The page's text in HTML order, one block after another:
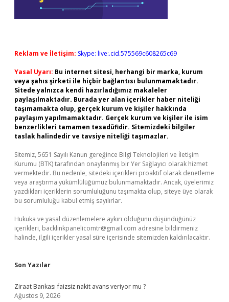
Reklam ve İletişim: Skype: live:.cid.575569c608265c69
Yasal Uyarı: Bu internet sitesi, herhangi bir marka, kurum
veya şahıs şirketi ile hiçbir bağlantısı bulunmamaktadır.
Sitede yalnızca kendi hazırladığımız makaleler
paylaşılmaktadır. Burada yer alan içerikler haber niteliği
taşımamakta olup, gerçek kurum ve kişiler hakkında
paylaşım yapılmamaktadır. Gerçek kurum ve kişiler ile isim
benzerlikleri tamamen tesadüfidir. Sitemizdeki bilgiler
taslak halindedir ve tavsiye niteliği taşımazlar.
Sitemiz, 5651 Sayılı Kanun gereğince Bilgi Teknolojileri ve İletişim
Kurumu (BTK) tarafından onaylanmış bir Yer Sağlayıcı olarak hizmet
vermektedir. Bu nedenle, sitedeki içerikleri proaktif olarak denetleme
veya araştırma yükümlülüğümüz bulunmamaktadır. Ancak, üyelerimiz
yazdıkları içeriklerin sorumluluğunu taşımakta olup, siteye üye olarak
bu sorumluluğu kabul etmiş sayılırlar.
Hukuka ve yasal düzenlemelere aykırı olduğunu düşündüğünüz
içerikleri, backlinkpanelicomtr@gmail.com adresine bildirmeniz
halinde, ilgili içerikler yasal süre içerisinde sitemizden kaldırılacaktır.
Son Yazılar
Ziraat Bankası faizsiz nakit avans veriyor mu ?
Ağustos 9, 2026